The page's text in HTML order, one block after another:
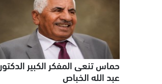
حماس تنعى المفكر الكبير الدكتور
عبد الله الخباص